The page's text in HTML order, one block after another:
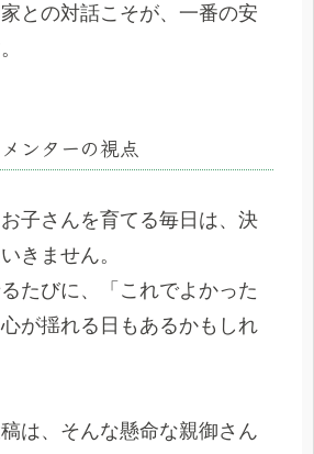
との対話こそが、一番の安
ンターの視点
子さんを育てる毎日は、決
きません。
たびに、「これでよかった
が揺れる日もあるかもしれ
は、そんな懸命な親御さん